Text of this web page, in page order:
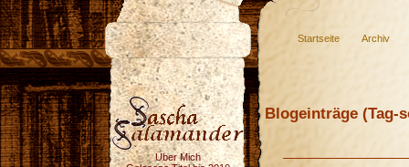
Startseite Archiv
Über Mich
Blogeinträge (Tag-